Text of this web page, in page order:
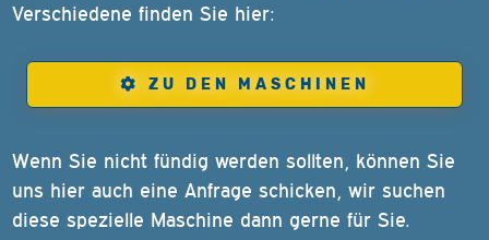
Verschiedene finden Sie hier:
ZU DEN MASCHINEN
Wenn Sie nicht fündig werden sollten, können Sie
uns hier auch eine Anfrage schicken, wir suchen
diese spezielle Maschine dann gerne für Sie.